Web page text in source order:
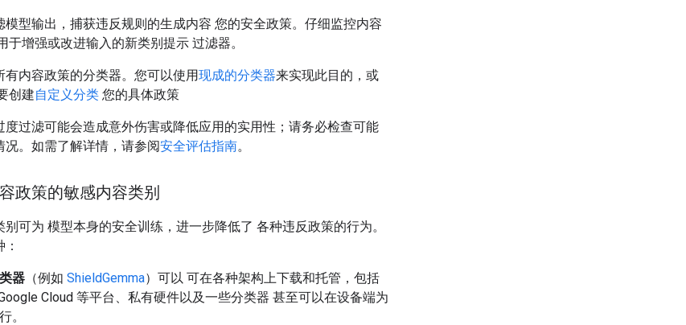
模型输出，捕获违反规则的生成内容 您的安全政策。仔细监控内容
于增强或改进输入的新类别提示 过滤器。
有内容政策的分类器。您可以使用现成的分类器来实现此目的，或
创建自定义分类 您的具体政策
度过滤可能会造成意外伤害或降低应用的实用性；请务必检查可能
况。如需了解详情，请参阅安全评估指南。
政策的敏感内容类别
可为 模型本身的安全训练，进一步降低了 各种违反政策的行为。
器 （例如 ShieldGemma）可以 可在各种架构上下载和托管，包括
Cloud 等平台、私有硬件以及一些分类器 甚至可以在设备端为
。